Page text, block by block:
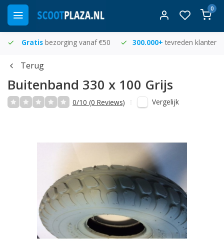
0
Gratis bezorging vanaf €50 300.000+ tevreden klanten
Terug
Buitenband 330 x 100 Grijs
0/10 (0 Reviews) Vergelijk